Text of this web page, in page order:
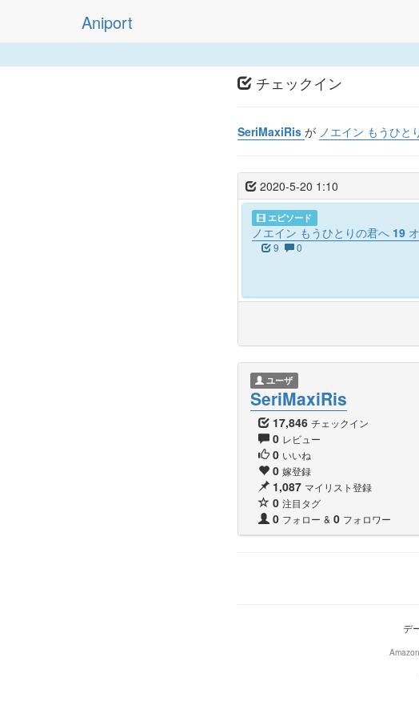
Aniport
チェックイン
SeriMaxiRis が ノエイン もうひと
2020-5-20 1:10
エピソード
ノエイン もうひとりの君へ 19
9 0
ユーザ
SeriMaxiRis
17,846 チェックイン
0 レビュー
0 いいね
0 嫁登録
1,087 マイリスト登録
0 注目タグ
0 フォロー & 0 フォロワー
デ